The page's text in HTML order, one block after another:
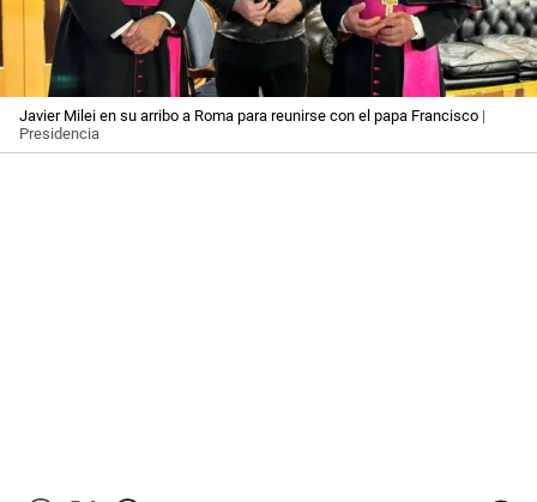
Javier Milei en su arribo a Roma para reunirse con el papa Francisco |
Presidencia